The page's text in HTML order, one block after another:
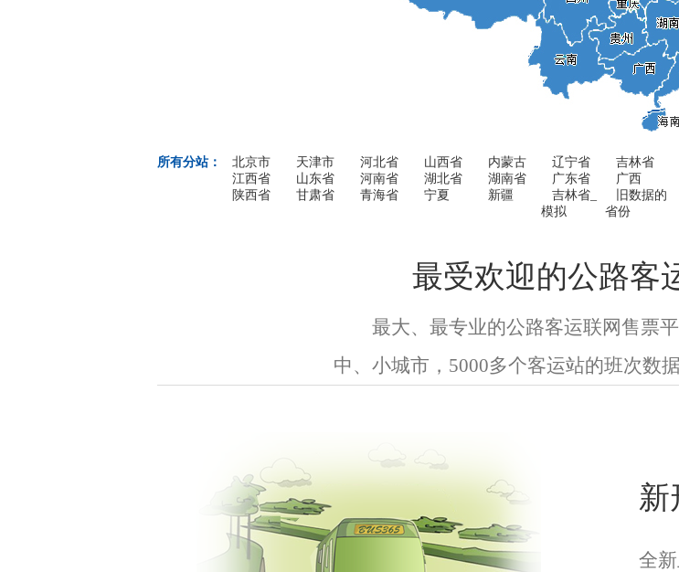
所有分站： 北京市 天津市 河北省 山西省 内蒙古 辽宁省 吉林省
江西省
山东省 河南省 湖北省 湖南省 广东省 广西
陕西省
甘肃省 青海省 宁夏 新疆
吉林省_
模拟
旧数据的
省份
最受欢迎的公路客
最大、最专业的公路客运联网售票
中、小城市，5000多个客运站的班次数
新
全